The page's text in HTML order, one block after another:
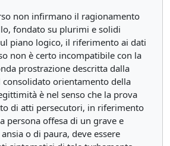
non infirmano il ragionamento
fondato su plurimi e solidi
piano logico, il riferimento ai dati
non è certo incompatibile con la
prostrazione descritta dalla
orientamento della
è nel senso che la prova
di atti persecutori, in riferimento
persona offesa di un grave e
o di paura, deve essere